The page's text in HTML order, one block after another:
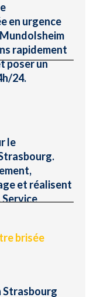
en urgence
rapidement
poser un
24.
le
et réalisent
brisée
Strasbourg